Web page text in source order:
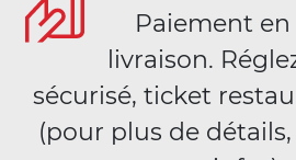
Paiement
livraison.
sécurisé, ticket
(pour plus de